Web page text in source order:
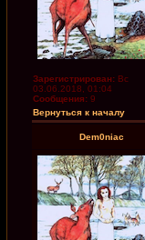
Зарегистрирован: Вс
03.06.2018, 01:04
Сообщения: 9
Вернуться к началу
Dem0niac